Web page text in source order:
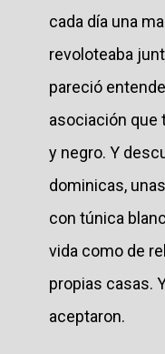
cada día una
revoloteaba
pareció
asociación que
y negro. Y
dominicas,
con túnica
vida como de
propias casas.
aceptaron.